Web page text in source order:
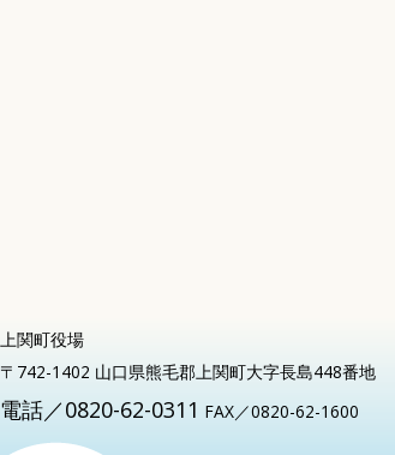
上関町役場
〒742-1402 山口県熊毛郡上関町大字長島448番地
電話／0820-62-0311 FAX／0820-62-1600